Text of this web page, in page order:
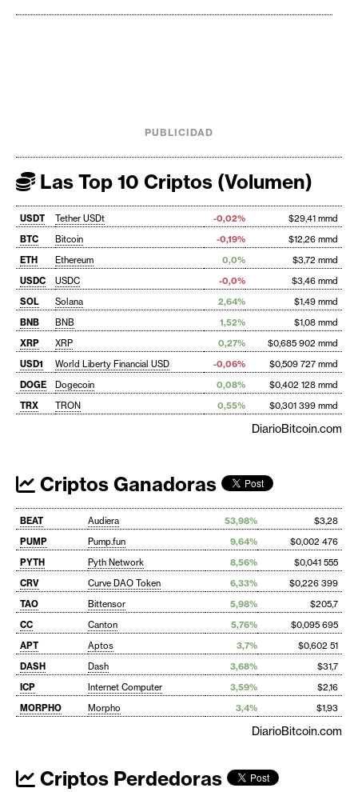
PUBLICIDAD
Las Top 10 Criptos (Volumen)
USDT Tether USDt -0,02%
$29,41 mmd
BTC
Bitcoin -0,19%
$12,26 mmd
ETH
Ethereum 0,0%
$3,72 mmd
USDC
USDC -0,0%
$3,46 mmd
SOL
Solana 2,64%
$1,49 mmd
BNB
BNB 1,52%
$1,08 mmd
XRP
XRP 0,27%
$0,685 902 mmd
USD1
World Liberty Financial USD -0,06%
$0,509 727 mmd
DOGE
Dogecoin 0,08%
$0,402 128 mmd
TRX
TRON 0,55% $0,301 399 mmd
DiarioBitcoin.com
Criptos Ganadoras
BEAT Audiera 53,98%
$3,28
PUMP
Pump.fun 9,64%
$0,002 476
PYTH
Pyth Network 8,56%
$0,041 555
CRV
Curve DAO Token 6,33%
$0,226 399
TAO
Bittensor 5,98%
$205,7
CC
Canton 5,76%
$0,095 695
APT
Aptos 3,7%
$0,602 51
DASH
Dash 3,68%
$31,7
ICP
Internet Computer 3,59%
$2,16
MORPHO
Morpho 3,4% $1,93
DiarioBitcoin.com
Criptos Perdedoras